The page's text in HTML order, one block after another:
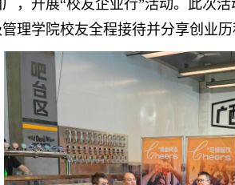
，开展“校友企业行”活动。此次
理学院校友全程接待并分享创业历